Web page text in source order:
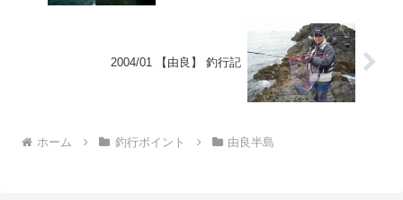
2004/01 【由良】 釣行記
ホーム 釣行ポイント 由良半島